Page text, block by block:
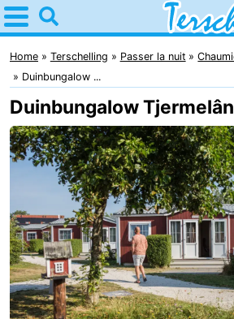
Home
Terschelling
Astuces
Avec
les
Villages
Passer
la
nuit
Appartements
-
Home Terschelling Passer la nuit
Duinbungalow ...
Duinbungalow